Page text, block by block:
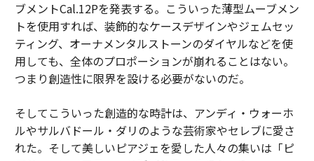
ブメントCal.12Pを発表する。こういった薄型ムーブメン
トを使用すれば、装飾的なケースデザインやジェムセッ
ティング、オーナメンタルストーンのダイヤルなどを使
用しても、全体のプロポーションが崩れることはない。
つまり創造性に限界を設ける必要がないのだ。
そしてこういった創造的な時計は、アンディ・ウォーホ
ルやサルバドール・ダリのような芸術家やセレブに愛さ
れた。そして美しいピアジェを愛した人々の集いは「ピ